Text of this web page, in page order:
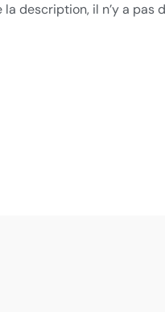
description, il n’y a pas